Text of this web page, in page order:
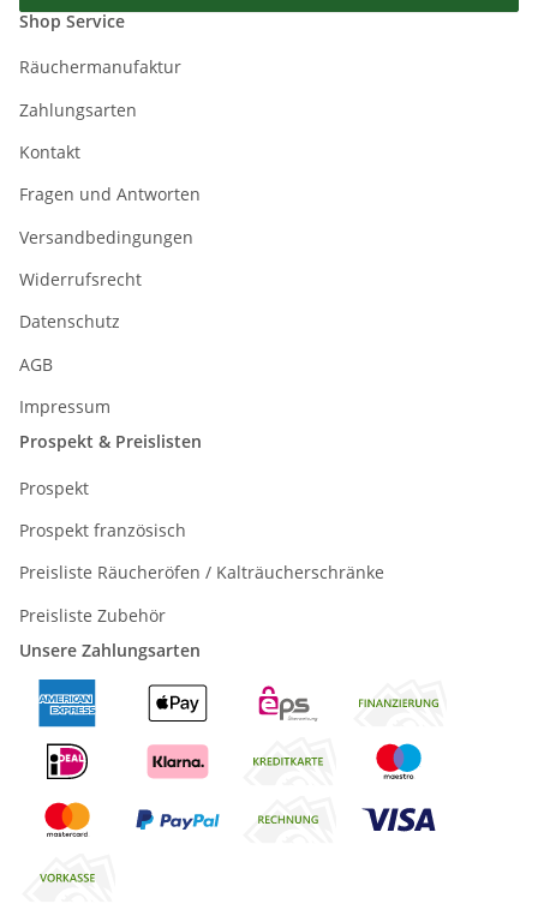
Shop Service
Räuchermanufaktur
Zahlungsarten
Kontakt
Fragen und Antworten
Versandbedingungen
Widerrufsrecht
Datenschutz
AGB
Impressum
Prospekt & Preislisten
Prospekt
Prospekt französisch
Preisliste Räucheröfen / Kalträucherschränke
Preisliste Zubehör
Unsere Zahlungsarten